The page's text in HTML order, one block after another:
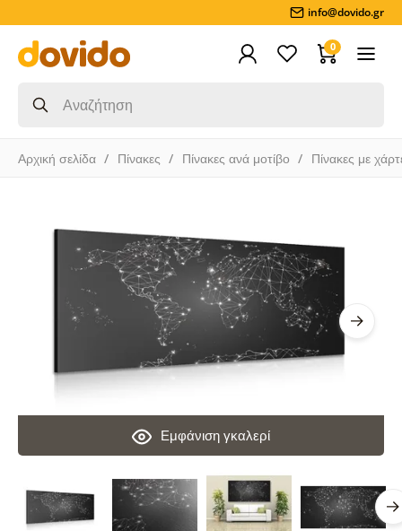
info@dovido.gr
0
Αρχική σελίδα Πίνακες Πίνακες ανά μοτίβο Πίνακες με
Εμφάνιση γκαλερί